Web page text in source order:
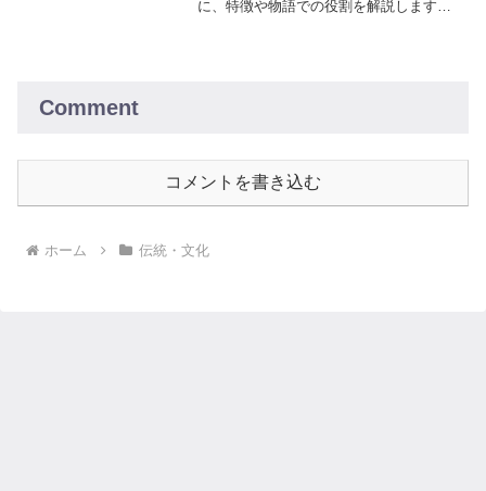
に、特徴や物語での役割を解説します。
Comment
コメントを書き込む
ホーム 伝統・文化